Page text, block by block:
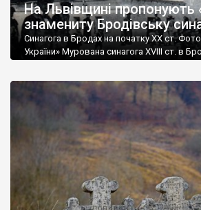
На Львівщині пропонують
знамениту Бродівську
Синагога в Бродах на початку ХХ ст.
України» Мурована синагога XVIII ст. в
охоронним № 403. Не зважаючи на
статус споруда вже багато десятиліть є
повідомляє «Твоє місто», у Бродах